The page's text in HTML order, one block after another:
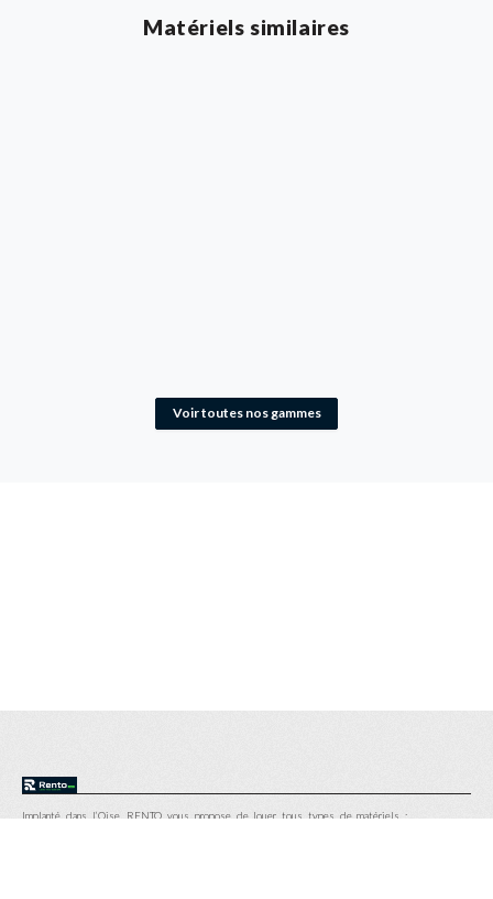
Matériels similaires
Transpalette électrique longues fourches
Voir toutes nos gammes
Implanté dans l’Oise, RENTO vous propose de louer tous types de matériels :